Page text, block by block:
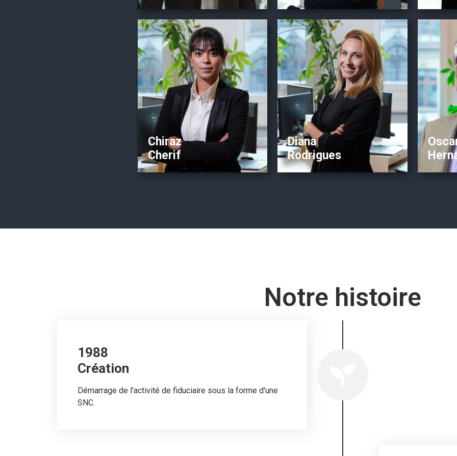
Chiraz
Cherif
Bio
Pro
Aide-comptable
Outils numériques de
prédilection: bexio, Crésus &
Odoo
Diana
Rodrigues
Bio
Pro
Assistante administrative
Notre histoire
1988
Création
Démarrage de l'activité de fiduciaire sous la forme d'une
SNC.